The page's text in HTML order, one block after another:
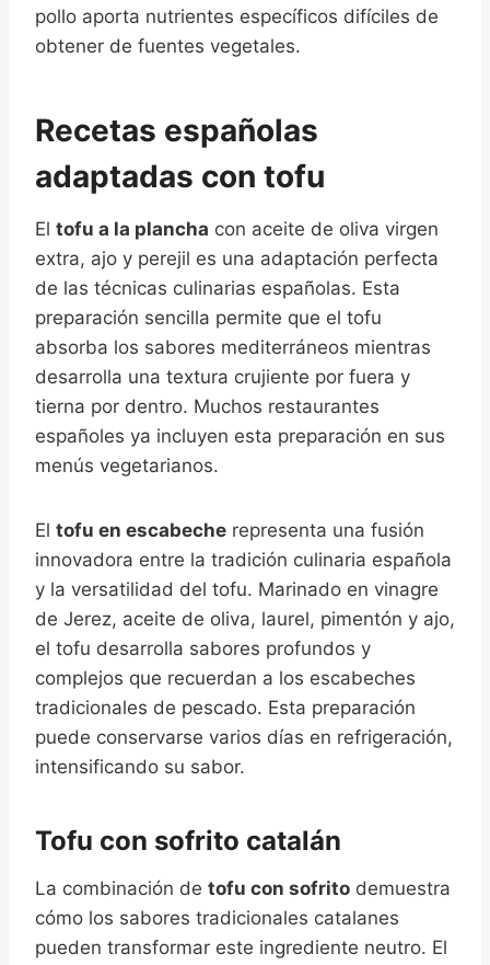
pollo aporta nutrientes específicos difíciles de
obtener de fuentes vegetales.
Recetas españolas
adaptadas con tofu
El tofu a la plancha con aceite de oliva virgen
extra, ajo y perejil es una adaptación perfecta
de las técnicas culinarias españolas. Esta
preparación sencilla permite que el tofu
absorba los sabores mediterráneos mientras
desarrolla una textura crujiente por fuera y
tierna por dentro. Muchos restaurantes
españoles ya incluyen esta preparación en sus
menús vegetarianos.
El tofu en escabeche representa una fusión
innovadora entre la tradición culinaria española
y la versatilidad del tofu. Marinado en vinagre
de Jerez, aceite de oliva, laurel, pimentón y ajo,
el tofu desarrolla sabores profundos y
complejos que recuerdan a los escabeches
tradicionales de pescado. Esta preparación
puede conservarse varios días en refrigeración,
intensificando su sabor.
Tofu con sofrito catalán
La combinación de tofu con sofrito demuestra
cómo los sabores tradicionales catalanes
pueden transformar este ingrediente neutro. El